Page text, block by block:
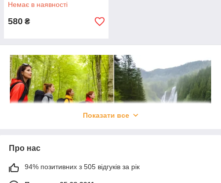
Немає в наявності
580 ₴
Показати все
Про нас
94% позитивних з 505 відгуків за рік